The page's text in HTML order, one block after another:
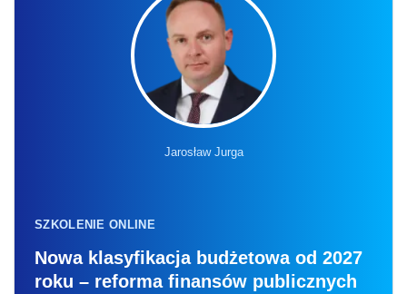
Jarosław Jurga
SZKOLENIE ONLINE
Nowa klasyfikacja budżetowa od 2027
roku – reforma finansów publicznych